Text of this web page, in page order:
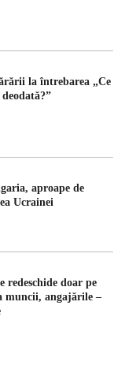
la întrebarea „Ce
aproape de
Ucrainei
doar pe
muncii, angajările –